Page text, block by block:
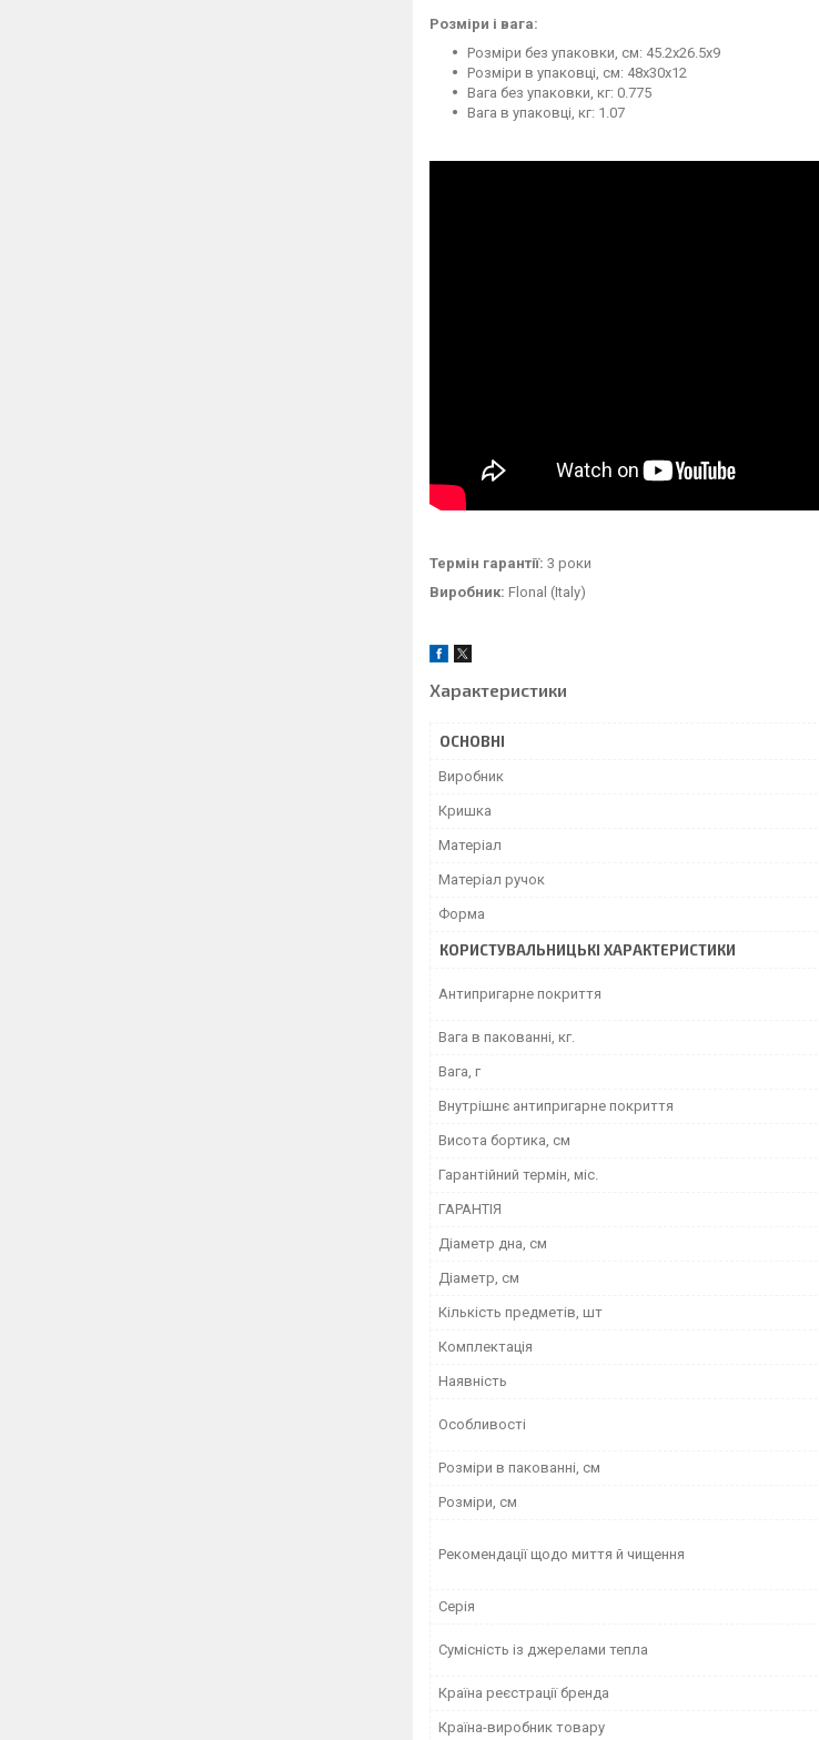
Розміри і вага:
Розміри без упаковки, см: 45.2x26.5x9
Розміри в упаковці, см: 48x30x12
Вага без упаковки, кг: 0.775
Вага в упаковці, кг: 1.07
Термін гарантії: 3 роки
Виробник: Flonal (Italy)
Характеристики
ОСНОВНІ
Виробник
Кришка
Матеріал
Матеріал ручок
Форма
КОРИСТУВАЛЬНИЦЬКІ ХАРАКТЕРИСТИКИ
Антипригарне покриття
Вага в пакованні, кг.
Вага, г
Внутрішнє антипригарне покриття
Висота бортика, см
Гарантійний термін, міс.
ГАРАНТІЯ
Діаметр дна, см
Діаметр, см
Кількість предметів, шт
Комплектація
Наявність
Особливості
Розміри в пакованні, см
Розміри, см
Рекомендації щодо миття й чищення
Серія
Сумісність із джерелами тепла
Країна реєстрації бренда
Країна-виробник товару